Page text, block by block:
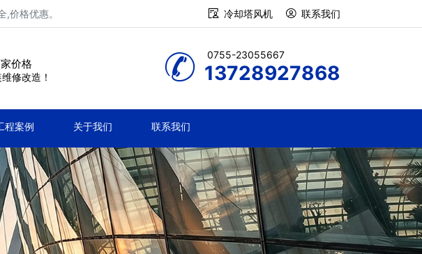
价格优惠。 冷却塔风机 联系我们
价格
修改造！
0755-23055667
13728927868
程案例 关于我们 联系我们